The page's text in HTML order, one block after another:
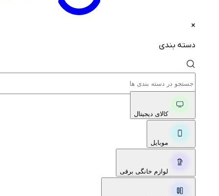
دسته بندی
کالای دیجیتال
موبایل
لوازم خانگی برقی